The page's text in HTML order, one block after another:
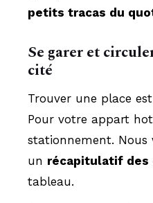
petits tracas du
Se garer et
cité
Trouver une place
Pour votre appart
stationnement. Nous
un récapitulatif des
tableau.